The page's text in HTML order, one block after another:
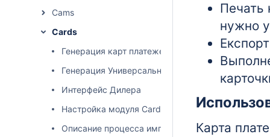
Cams
Cards
Генерация карт платежей
Генерация Универсальных Карт (с сервисами)
Интерфейс Дилера
Настройка модуля Cards
Описание процесса импорта
Печать
нужно
Карта